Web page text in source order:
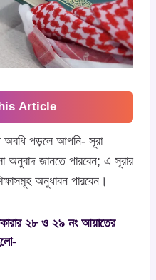
Article
অবধি পড়লে আপনি- সূরা
অনুবাদ জানতে পারবেন; এ সূরার
অনুধাবন পারবেন।
২৮ ও ২৯ নং আয়াতের